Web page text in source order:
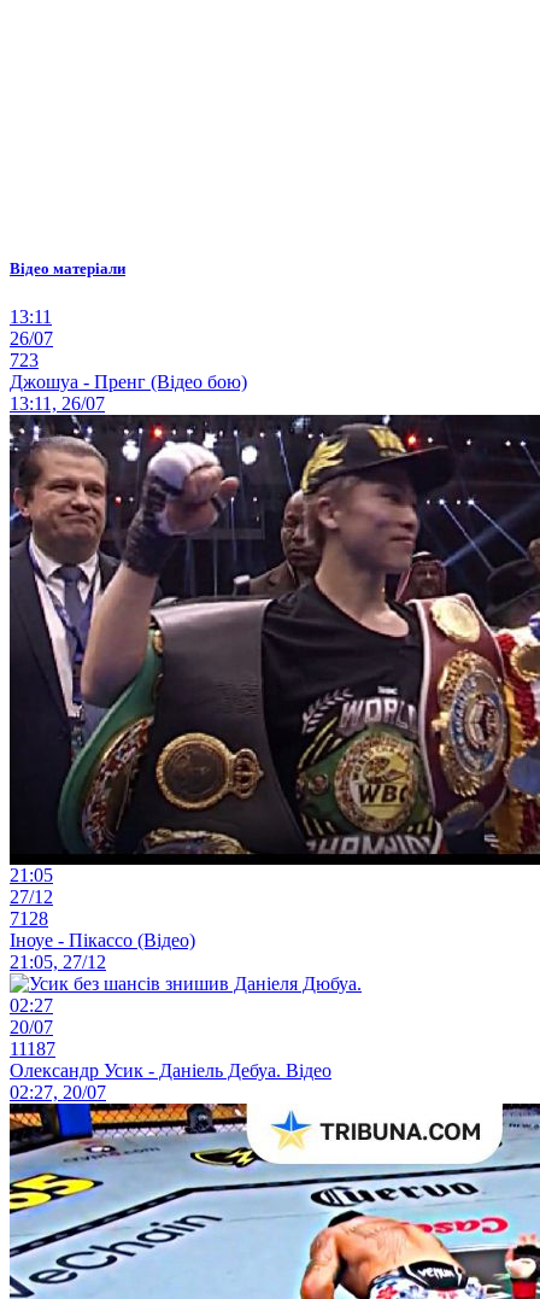
Відео матеріали
13:11
26/07
723
Джошуа - Пренг (Відео бою)
13:11, 26/07
21:05
27/12
7128
Іноуе - Пікассо (Відео)
21:05, 27/12
02:27
20/07
11187
Олександр Усик - Даніель Дебуа. Відео
02:27, 20/07